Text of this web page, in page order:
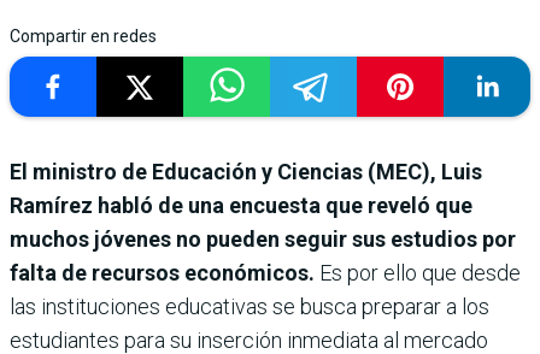
Compartir en redes
El ministro de Educación y Ciencias (MEC), Luis
Ramírez habló de una encuesta que reveló que
muchos jóvenes no pueden seguir sus estudios por
falta de recursos económicos. Es por ello que desde
las instituciones educativas se busca preparar a los
estudiantes para su inserción inmediata al mercado